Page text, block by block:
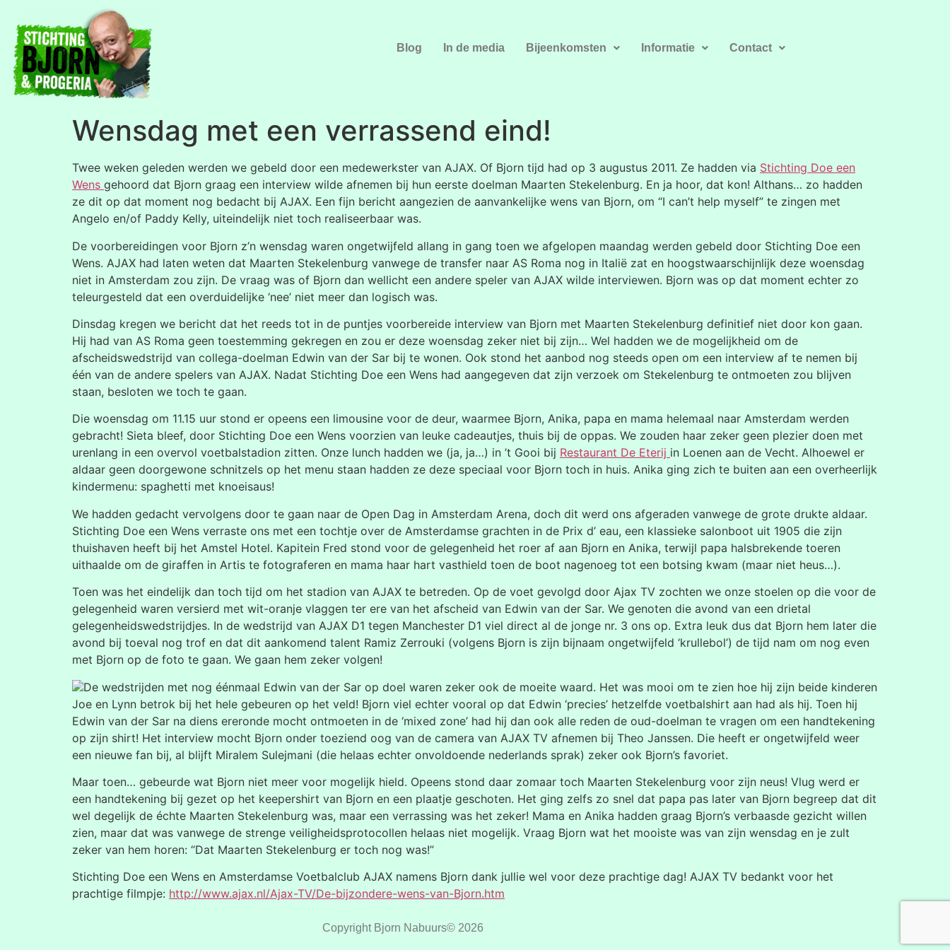
Blog In de media Bijeenkomsten Informatie Contact
Wensdag met een verrassend eind!
Twee weken geleden werden we gebeld door een medewerkster van AJAX. Of Bjorn tijd had op 3 augustus 2011. Ze hadden via Stichting Doe een
Wens gehoord dat Bjorn graag een interview wilde afnemen bij hun eerste doelman Maarten Stekelenburg. En ja hoor, dat kon! Althans… zo hadden
ze dit op dat moment nog bedacht bij AJAX. Een fijn bericht aangezien de aanvankelijke wens van Bjorn, om “I can’t help myself” te zingen met
Angelo en/of Paddy Kelly, uiteindelijk niet toch realiseerbaar was.
De voorbereidingen voor Bjorn z’n wensdag waren ongetwijfeld allang in gang toen we afgelopen maandag werden gebeld door Stichting Doe een
Wens. AJAX had laten weten dat Maarten Stekelenburg vanwege de transfer naar AS Roma nog in Italië zat en hoogstwaarschijnlijk deze woensdag
niet in Amsterdam zou zijn. De vraag was of Bjorn dan wellicht een andere speler van AJAX wilde interviewen. Bjorn was op dat moment echter zo
teleurgesteld dat een overduidelijke ‘nee’ niet meer dan logisch was.
Dinsdag kregen we bericht dat het reeds tot in de puntjes voorbereide interview van Bjorn met Maarten Stekelenburg definitief niet door kon gaan.
Hij had van AS Roma geen toestemming gekregen en zou er deze woensdag zeker niet bij zijn… Wel hadden we de mogelijkheid om de
afscheidswedstrijd van collega-doelman Edwin van der Sar bij te wonen. Ook stond het aanbod nog steeds open om een interview af te nemen bij
één van de andere spelers van AJAX. Nadat Stichting Doe een Wens had aangegeven dat zijn verzoek om Stekelenburg te ontmoeten zou blijven
staan, besloten we toch te gaan.
Die woensdag om 11.15 uur stond er opeens een limousine voor de deur, waarmee Bjorn, Anika, papa en mama helemaal naar Amsterdam werden
gebracht! Sieta bleef, door Stichting Doe een Wens voorzien van leuke cadeautjes, thuis bij de oppas. We zouden haar zeker geen plezier doen met
urenlang in een overvol voetbalstadion zitten. Onze lunch hadden we (ja, ja…) in ’t Gooi bij Restaurant De Eterij in Loenen aan de Vecht. Alhoewel er
aldaar geen doorgewone schnitzels op het menu staan hadden ze deze speciaal voor Bjorn toch in huis. Anika ging zich te buiten aan een overheerlijk
kindermenu: spaghetti met knoeisaus!
We hadden gedacht vervolgens door te gaan naar de Open Dag in Amsterdam Arena, doch dit werd ons afgeraden vanwege de grote drukte aldaar.
Stichting Doe een Wens verraste ons met een tochtje over de Amsterdamse grachten in de Prix d’ eau, een klassieke salonboot uit 1905 die zijn
thuishaven heeft bij het Amstel Hotel. Kapitein Fred stond voor de gelegenheid het roer af aan Bjorn en Anika, terwijl papa halsbrekende toeren
uithaalde om de giraffen in Artis te fotograferen en mama haar hart vasthield toen de boot nagenoeg tot een botsing kwam (maar niet heus…).
Toen was het eindelijk dan toch tijd om het stadion van AJAX te betreden. Op de voet gevolgd door Ajax TV zochten we onze stoelen op die voor de
gelegenheid waren versierd met wit-oranje vlaggen ter ere van het afscheid van Edwin van der Sar. We genoten die avond van een drietal
gelegenheidswedstrijdjes. In de wedstrijd van AJAX D1 tegen Manchester D1 viel direct al de jonge nr. 3 ons op. Extra leuk dus dat Bjorn hem later die
avond bij toeval nog trof en dat dit aankomend talent Ramiz Zerrouki (volgens Bjorn is zijn bijnaam ongetwijfeld ‘krullebol’) de tijd nam om nog even
met Bjorn op de foto te gaan. We gaan hem zeker volgen!
De wedstrijden met nog éénmaal Edwin van der Sar op doel waren zeker ook de moeite waard. Het was mooi om te zien hoe hij zijn beide kinderen
Joe en Lynn betrok bij het hele gebeuren op het veld! Bjorn viel echter vooral op dat Edwin ‘precies’ hetzelfde voetbalshirt aan had als hij. Toen hij
Edwin van der Sar na diens ereronde mocht ontmoeten in de ‘mixed zone’ had hij dan ook alle reden de oud-doelman te vragen om een handtekening
op zijn shirt! Het interview mocht Bjorn onder toeziend oog van de camera van AJAX TV afnemen bij Theo Janssen. Die heeft er ongetwijfeld weer
een nieuwe fan bij, al blijft Miralem Sulejmani (die helaas echter onvoldoende nederlands sprak) zeker ook Bjorn’s favoriet.
Maar toen… gebeurde wat Bjorn niet meer voor mogelijk hield. Opeens stond daar zomaar toch Maarten Stekelenburg voor zijn neus! Vlug werd er
een handtekening bij gezet op het keepershirt van Bjorn en een plaatje geschoten. Het ging zelfs zo snel dat papa pas later van Bjorn begreep dat dit
wel degelijk de échte Maarten Stekelenburg was, maar een verrassing was het zeker! Mama en Anika hadden graag Bjorn’s verbaasde gezicht willen
zien, maar dat was vanwege de strenge veiligheidsprotocollen helaas niet mogelijk. Vraag Bjorn wat het mooiste was van zijn wensdag en je zult
zeker van hem horen: “Dat Maarten Stekelenburg er toch nog was!”
Stichting Doe een Wens en Amsterdamse Voetbalclub AJAX namens Bjorn dank jullie wel voor deze prachtige dag! AJAX TV bedankt voor het
prachtige filmpje: http://www.ajax.nl/Ajax-TV/De-bijzondere-wens-van-Bjorn.htm
Copyright Bjorn Nabuurs© 2026